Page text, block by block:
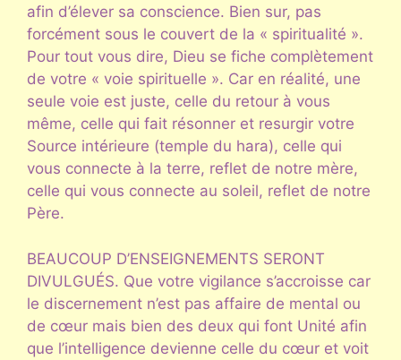
afin d’élever sa conscience. Bien sur, pas
forcément sous le couvert de la « spiritualité ».
Pour tout vous dire, Dieu se fiche complètement
de votre « voie spirituelle ». Car en réalité, une
seule voie est juste, celle du retour à vous
même, celle qui fait résonner et resurgir votre
Source intérieure (temple du hara), celle qui
vous connecte à la terre, reflet de notre mère,
celle qui vous connecte au soleil, reflet de notre
Père.
BEAUCOUP D’ENSEIGNEMENTS SERONT
DIVULGUÉS. Que votre vigilance s’accroisse car
le discernement n’est pas affaire de mental ou
de cœur mais bien des deux qui font Unité afin
que l’intelligence devienne celle du cœur et voit